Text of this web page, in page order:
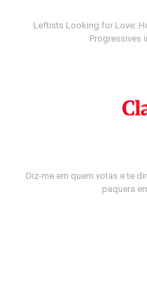
Leftists Looking for Love:
Progressives
Diz-me em quem votas e te
paquera